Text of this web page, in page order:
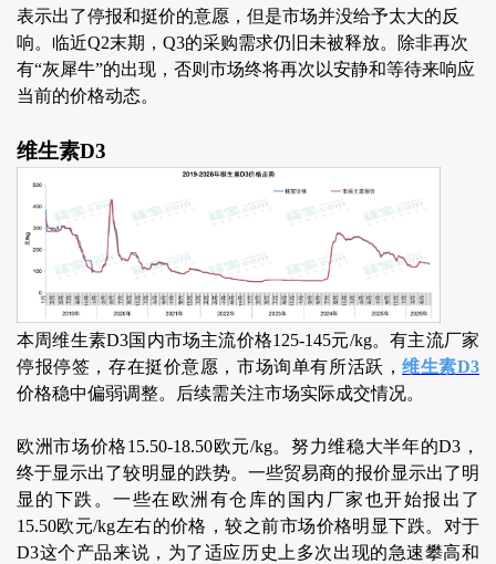
表示出了停报和挺价的意愿，但是市场并没给予太大的反
响。临近Q2末期，Q3的采购需求仍旧未被释放。除非再次
有“灰犀牛”的出现，否则市场终将再次以安静和等待来响应
当前的价格动态。
维生素D3
本周维生素D3国内市场主流价格125-145元/kg。有主流厂家
停报停签，存在挺价意愿，市场询单有所活跃，维生素D3
价格稳中偏弱调整。后续需关注市场实际成交情况。
欧洲市场价格15.50-18.50欧元/kg。努力维稳大半年的D3，
终于显示出了较明显的跌势。一些贸易商的报价显示出了明
显的下跌。一些在欧洲有仓库的国内厂家也开始报出了
15.50欧元/kg左右的价格，较之前市场价格明显下跌。对于
D3这个产品来说，为了适应历史上多次出现的急速攀高和